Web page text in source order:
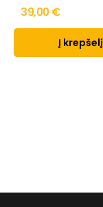
39,00 €
Į krepšelį